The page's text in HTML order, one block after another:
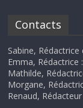
Contacts
Sabine, Rédactrice
Emma, Rédactrice
Mathilde,
Morgane,
Renaud,